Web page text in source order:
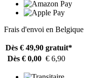
Frais d'envoi en Belgique
Dès € 49,90 gratuit*
Dès € 0,00 € 6,90